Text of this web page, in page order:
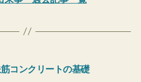
コンクリートの基礎